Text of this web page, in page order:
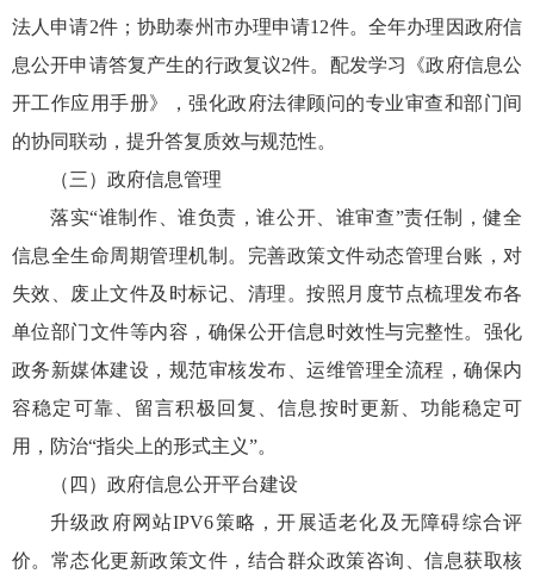
法人申请2件；协助泰州市办理申请12件。全年办理因政府信
息公开申请答复产生的行政复议2件。配发学习《政府信息公
开工作应用手册》，强化政府法律顾问的专业审查和部门间
的协同联动，提升答复质效与规范性。
（三）政府信息管理
落实“谁制作、谁负责，谁公开、谁审查”责任制，健全
信息全生命周期管理机制。完善政策文件动态管理台账，对
失效、废止文件及时标记、清理。按照月度节点梳理发布各
单位部门文件等内容，确保公开信息时效性与完整性。强化
政务新媒体建设，规范审核发布、运维管理全流程，确保内
容稳定可靠、留言积极回复、信息按时更新、功能稳定可
用，防治“指尖上的形式主义”。
（四）政府信息公开平台建设
升级政府网站IPV6策略，开展适老化及无障碍综合评
价。常态化更新政策文件，结合群众政策咨询、信息获取核